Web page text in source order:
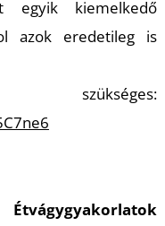
egyik kiemelkedő
azok eredetileg is
szükséges: